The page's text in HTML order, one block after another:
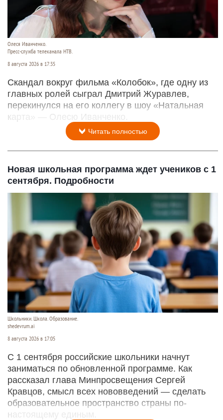
Олеся Иванченко.
Пресс-служба телеканала НТВ.
8 августа 2026 в 17:35
Скандал вокруг фильма «Колобок», где одну из
главных ролей сыграл Дмитрий Журавлев,
перекинулся на его коллегу в шоу «Натальная
карта» — Олесю Иванченко.
Читать полностью
Новая школьная программа ждет учеников с 1
сентября. Подробности
Школьники. Школа. Образование.
shedevrum.ai
8 августа 2026 в 17:05
С 1 сентября российские школьники начнут
заниматься по обновленной программе. Как
рассказал глава Минпросвещения Сергей
Кравцов, смысл всех нововведений — сделать
образовательное пространство страны по-
настоящему единым.